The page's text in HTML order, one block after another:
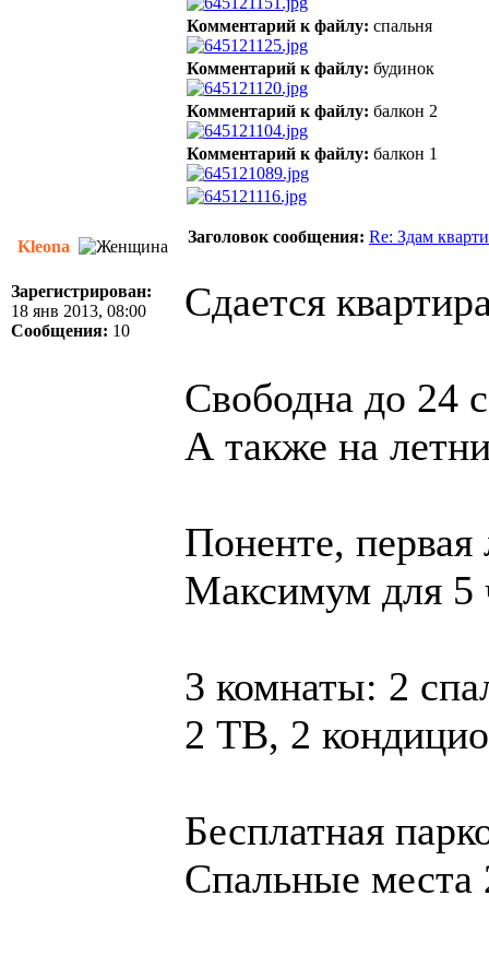
Комментарий к файлу: спальня
Комментарий к файлу: будинок
Комментарий к файлу: балкон 2
Комментарий к файлу: балкон 1
Kleona
Заголовок сообщения: Re: Здам
Зарегистрирован:
18 янв 2013, 08:00
Сообщения: 10
Сдается
Свободна до 24
А также на
Поненте,
Максимум для 5
3 комнаты: 2
2 ТВ, 2
Бесплатная
Спальные места